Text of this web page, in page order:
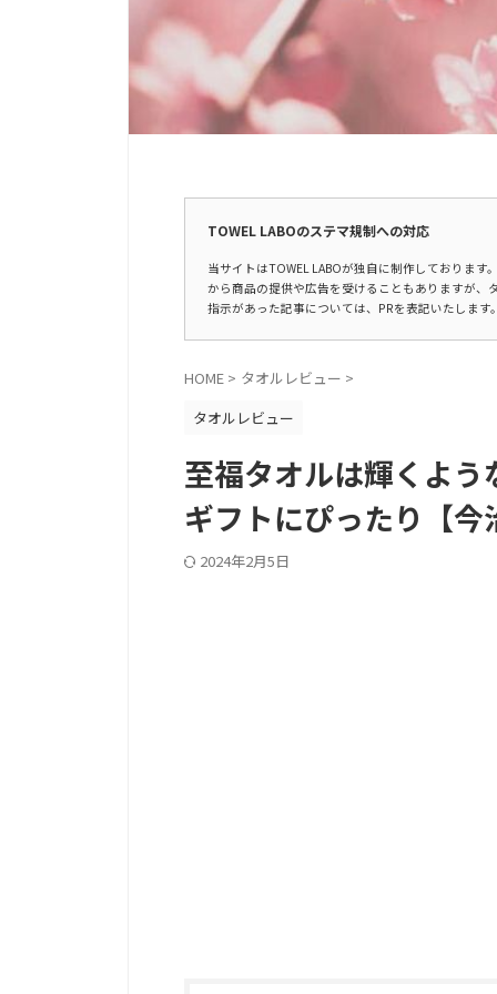
TOWEL LABOのステマ規制への対応
当サイトはTOWEL LABOが独自に制作しておりま
から商品の提供や広告を受けることもありますが
指示があった記事については、PRを表記いたします
HOME > タオルレビュー >
タオルレビュー
至福タオルは輝くよ
ギフトにぴったり【今
2024年2月5日